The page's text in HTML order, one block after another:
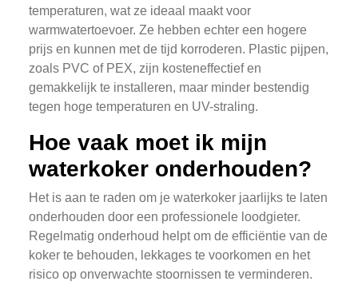
temperaturen, wat ze ideaal maakt voor
warmwatertoevoer. Ze hebben echter een hogere
prijs en kunnen met de tijd korroderen. Plastic pijpen,
zoals PVC of PEX, zijn kosteneffectief en
gemakkelijk te installeren, maar minder bestendig
tegen hoge temperaturen en UV-straling.
Hoe vaak moet ik mijn
waterkoker onderhouden?
Het is aan te raden om je waterkoker jaarlijks te laten
onderhouden door een professionele loodgieter.
Regelmatig onderhoud helpt om de efficiëntie van de
koker te behouden, lekkages te voorkomen en het
risico op onverwachte stoornissen te verminderen.